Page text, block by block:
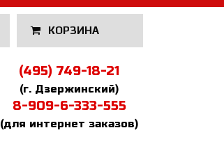
КОРЗИНА
(495) 749-18-21
(г. Дзержинский)
8-909-6-333-555
(для интернет заказов)